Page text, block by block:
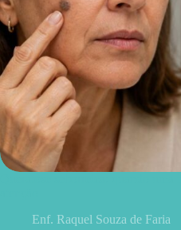
Enf. Raquel Souza de Faria